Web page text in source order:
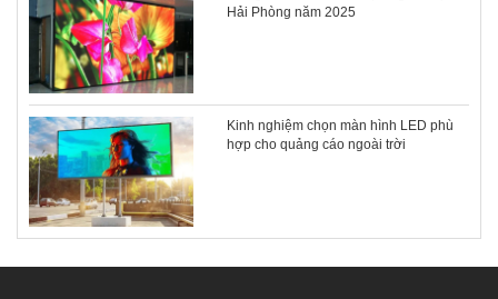
Hải Phòng năm 2025
Kinh nghiệm chọn màn hình LED phù
hợp cho quảng cáo ngoài trời